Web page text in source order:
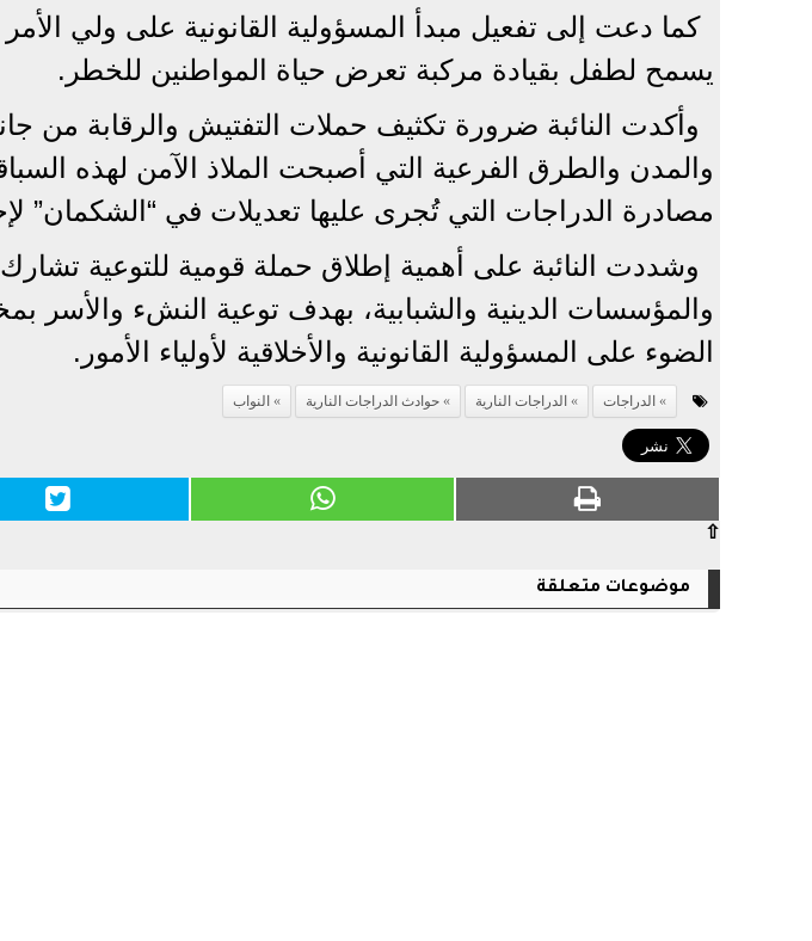
كما دعت إلى تفعيل مبدأ المسؤولية القانونية على ولي الأمر
يسمح لطفل بقيادة مركبة تعرض حياة المواطنين للخطر.
وأكدت النائبة ضرورة تكثيف حملات التفتيش والرقابة من
والمدن والطرق الفرعية التي أصبحت الملاذ الآمن لهذه
مصادرة الدراجات التي تُجرى عليها تعديلات في “الشكمان”
وشددت النائبة على أهمية إطلاق حملة قومية للتوعية تشارك
والمؤسسات الدينية والشبابية، بهدف توعية النشء والأسر
الضوء على المسؤولية القانونية والأخلاقية لأولياء الأمور.
الدراجات الدراجات النارية حوادث الدراجات النارية النواب
⇧
موضوعات متعلقة